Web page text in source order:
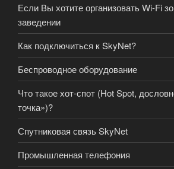
Если Вы хотите организовать Wi-Fi
заведении
Как подключиться к SkyNet?
Беспроводное оборудование
Что такое хот-спот (Hot Spot,
точка»)?
Спутниковая связь SkyNet
Промышленная телефония